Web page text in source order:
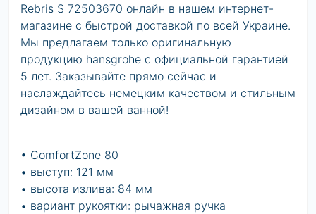
Rebris S 72503670 онлайн в нашем интернет-
магазине с быстрой доставкой по всей Украине.
Мы предлагаем только оригинальную
продукцию hansgrohe с официальной гарантией
5 лет. Заказывайте прямо сейчас и
наслаждайтесь немецким качеством и стильным
дизайном в вашей ванной!
• ComfortZone 80
• выступ: 121 мм
• высота излива: 84 мм
• вариант рукоятки: рычажная ручка